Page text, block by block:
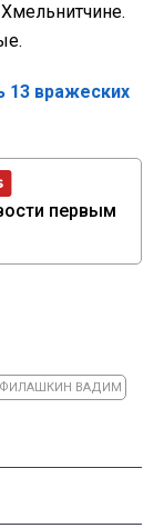
13 вражеских
первым
ФИЛАШКИН ВАДИМ